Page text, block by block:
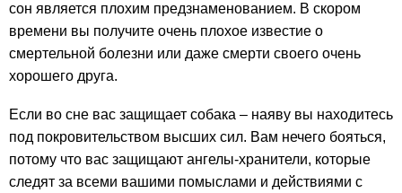
сон является плохим предзнаменованием. В скором
времени вы получите очень плохое известие о
смертельной болезни или даже смерти своего очень
хорошего друга.
Если во сне вас защищает собака – наяву вы находитесь
под покровительством высших сил. Вам нечего бояться,
потому что вас защищают ангелы-хранители, которые
следят за всеми вашими помыслами и действиями с